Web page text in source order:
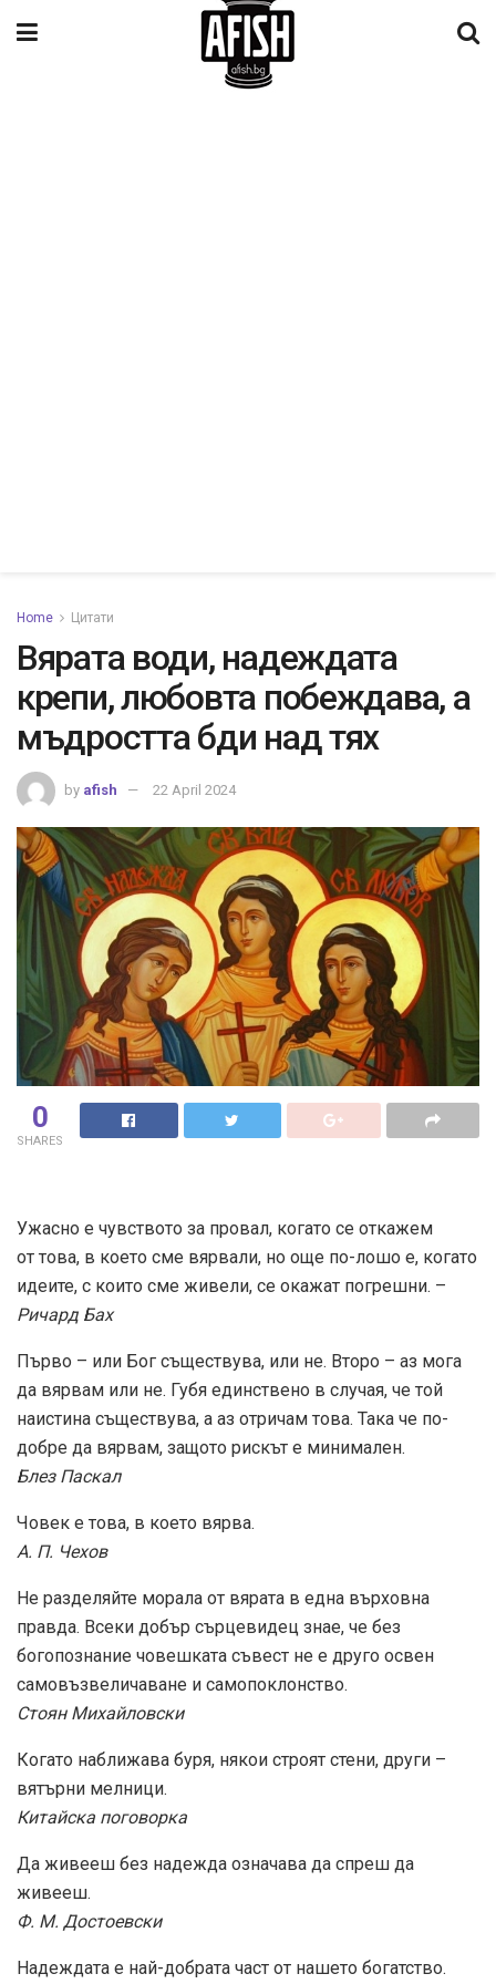
Home Цитати
Вярата води, надеждата
крепи, любовта побеждава, а
мъдростта бди над тях
by afish 22 April 2024
0
SHARES
Ужасно е чувството за провал, когато се откажем
от това, в което сме вярвали, но още по-лошо е, когато
идеите, с които сме живели, се окажат погрешни. –
Ричард Бах
Първо – или Бог съществува, или не. Второ – аз мога
да вярвам или не. Губя единствено в случая, че той
наистина съществува, а аз отричам това. Така че по-
добре да вярвам, защото рискът е минимален.
Блез Паскал
Човек е това, в което вярва.
А. П. Чехов
Не разделяйте морала от вярата в една върховна
правда. Всеки добър сърцевидец знае, че без
богопознание човешката съвест не е друго освен
самовъзвеличаване и самопоклонство.
Стоян Михайловски
Когато наближава буря, някои строят стени, други –
вятърни мелници.
Китайска поговорка
Да живееш без надежда означава да спреш да
живееш.
Ф. М. Достоевски
Надеждата е най-добрата част от нашето богатство.